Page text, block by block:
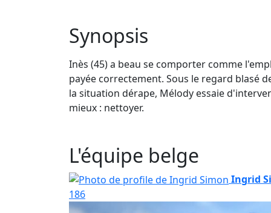
Synopsis
Inès (45) a beau se comporter comme
payée correctement. Sous le regard blasé
la situation dérape, Mélody essaie
mieux : nettoyer.
L'équipe belge
Ingrid
186